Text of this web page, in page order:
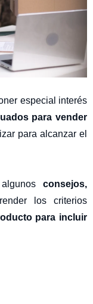
especial interés
para vender
para alcanzar el
consejos,
los criterios
para incluir